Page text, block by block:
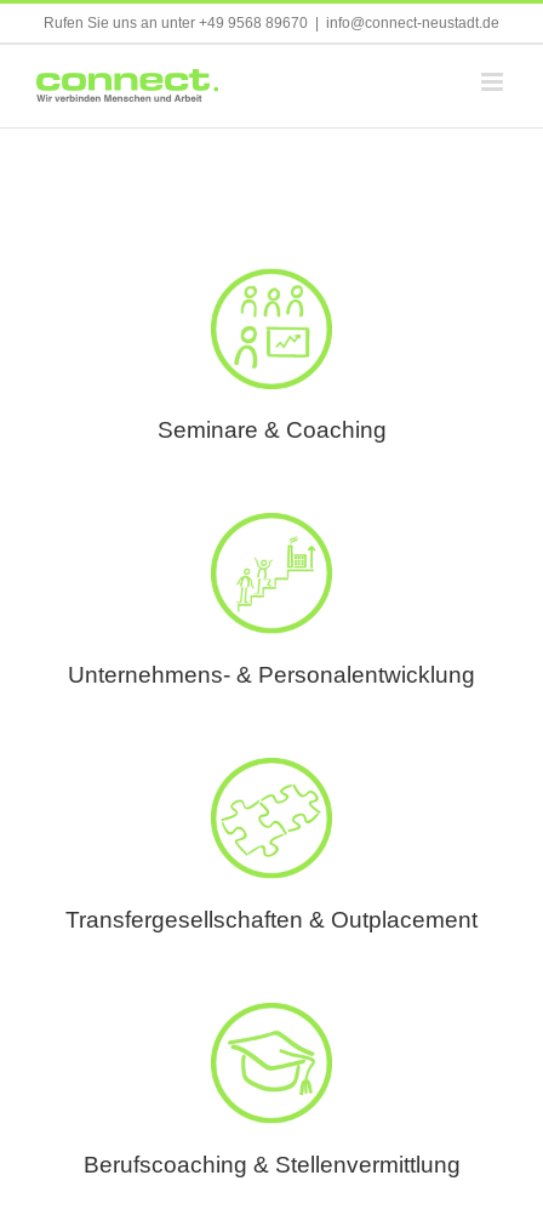
Rufen Sie uns an unter +49 9568 89670 info@connect-neustadt.de
Seminare & Coaching
Unternehmens- & Personalentwicklung
Transfergesellschaften & Outplacement
Berufscoaching & Stellenvermittlung